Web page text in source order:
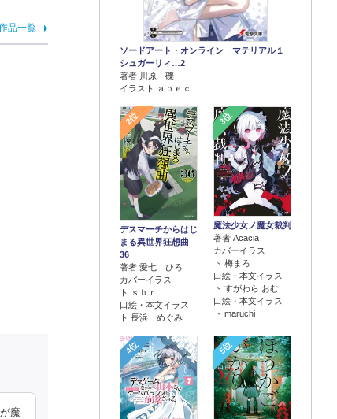
品一覧
魔
ソードアート・オンライン マテリアル１
シュガーリィ…2
著者 川原 礫
イラスト ａｂｅｃ
2位
デスマーチからはじ
まる異世界狂想曲
36
著者 愛七 ひろ
カバーイラス
ト ｓｈｒｉ
口絵・本文イラス
ト 長浜 めぐみ
3位
魔法少女ノ魔女裁判
著者 Acacia
カバーイラス
ト 梅まろ
口絵・本文イラス
ト すがわら おむ
口絵・本文イラス
ト maruchi
4位 5位